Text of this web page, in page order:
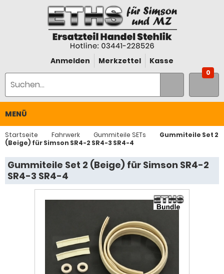
Anmelden Merkzettel Kasse
0
MENÜ
Startseite Fahrwerk Gummiteile SETs
Gummiteile Set 2
(Beige) für Simson SR4-2 SR4-3 SR4-4
Gummiteile Set 2 (Beige) für Simson SR4-2
SR4-3 SR4-4